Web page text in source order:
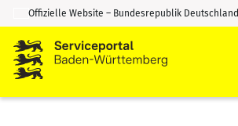
Zum Inhalt springen
Zur Suche springen
Offizielle Website – Bundesrepublik Deutschland